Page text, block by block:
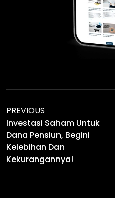
PREVIOUS
Investasi Saham Untuk
Dana Pensiun, Begini
Kelebihan Dan
Kekurangannya!